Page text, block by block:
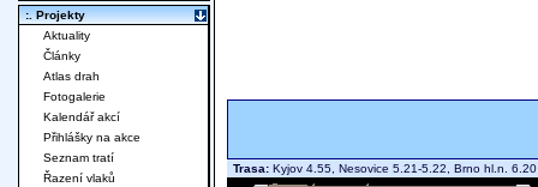
Trasa: Kyjov 4.55, Nesovice 5.21-5.22, Brno hl.n.
:. Projekty
Aktuality
Články
Atlas drah
Fotogalerie
Kalendář akcí
Přihlášky na akce
Seznam tratí
Řazení vlaků